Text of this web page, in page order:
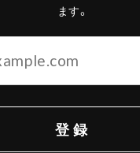
ます。
登録